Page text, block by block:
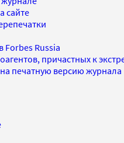
сайте
Forbes Russia
причастных к
печатную версию журнала